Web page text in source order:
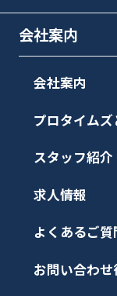
会社案内
会社案内
プロタイムズ
スタッフ紹介
求人情報
よくあるご質
お問い合わ